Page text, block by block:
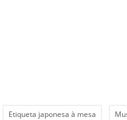
Etiqueta japonesa à mesa